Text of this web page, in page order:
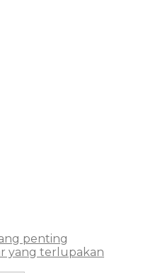
penting
yang terlupakan